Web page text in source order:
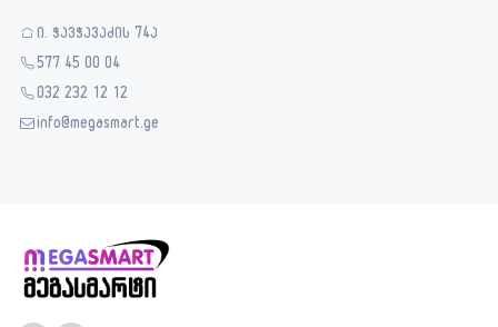
ი. ჭავჭავაძის 74ა
577 45 00 04
032 232 12 12
info@megasmart.ge